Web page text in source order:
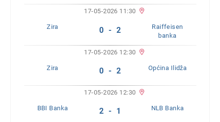
17-05-2026 11:30
Zira 0 - 2
Raiffeisen
banka
17-05-2026 12:30
Zira 0 - 2 Općina Ilidža
17-05-2026 12:30
BBI Banka 2 - 1 NLB Banka